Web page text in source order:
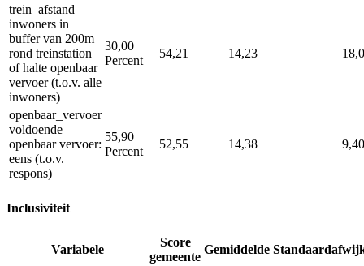
trein_afstand
inwoners in
buffer van 200m
rond treinstation
of halte openbaar
vervoer (t.o.v. alle
inwoners)
30,00
Percent
54,21 14,23
openbaar_vervoer
voldoende
openbaar vervoer:
eens (t.o.v.
respons)
55,90
Percent
52,55 14,38 9,40
Inclusiviteit
Variabele
Score
gemeente
Gemiddelde